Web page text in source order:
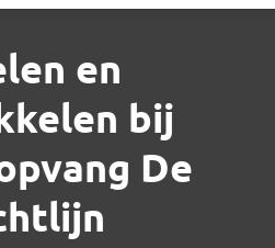
en
bij
De